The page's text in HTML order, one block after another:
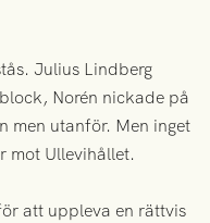
Julius Lindberg
Norén nickade på
men utanför. Men inget
mot Ullevihållet.
att uppleva en rättvis